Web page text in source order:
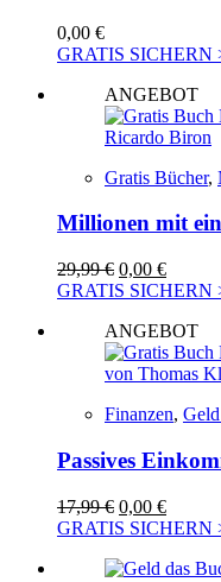
0,00 €
GRATIS SICHERN
ANGEBOT
Gratis Bücher,
Millionen mit
29,99€ Ursprünglicher
Preis
29,99 €
0,00 €
Preis
0,00 €.
GRATIS SICHERN
ANGEBOT
Finanzen,
Passives
17,99€ Ursprünglicher
Preis
17,99 €
0,00 €
Preis
0,00 €.
GRATIS SICHERN